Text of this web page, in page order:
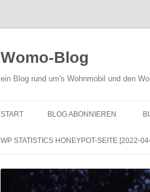
Womo-Blog
ein Blog rund um's Wohnmobil und den
START BLOG ABONNIEREN
WP STATISTICS HONEYPOT-SEITE [2022-